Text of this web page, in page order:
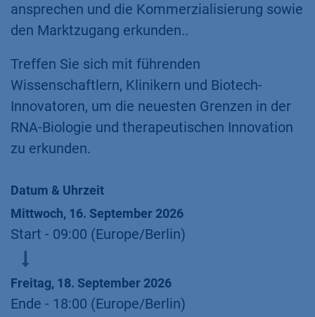
ansprechen und die Kommerzialisierung sowie
den Marktzugang erkunden..
Treffen Sie sich mit führenden
Wissenschaftlern, Klinikern und Biotech-
Innovatoren, um die neuesten Grenzen in der
RNA-Biologie und therapeutischen Innovation
zu erkunden.
Datum & Uhrzeit
Mittwoch, 16. September 2026
Start - 09:00 (Europe/Berlin)
Freitag, 18. September 2026
Ende - 18:00 (Europe/Berlin)